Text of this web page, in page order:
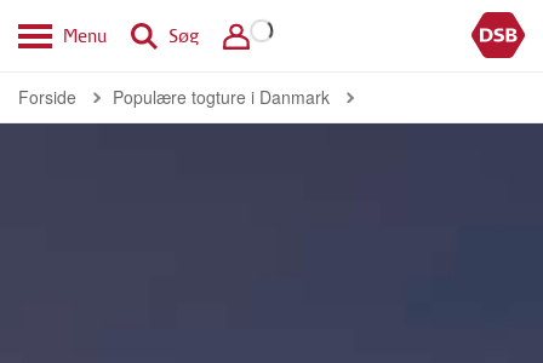
Menu Søg
Forside Populære togture i Danmark